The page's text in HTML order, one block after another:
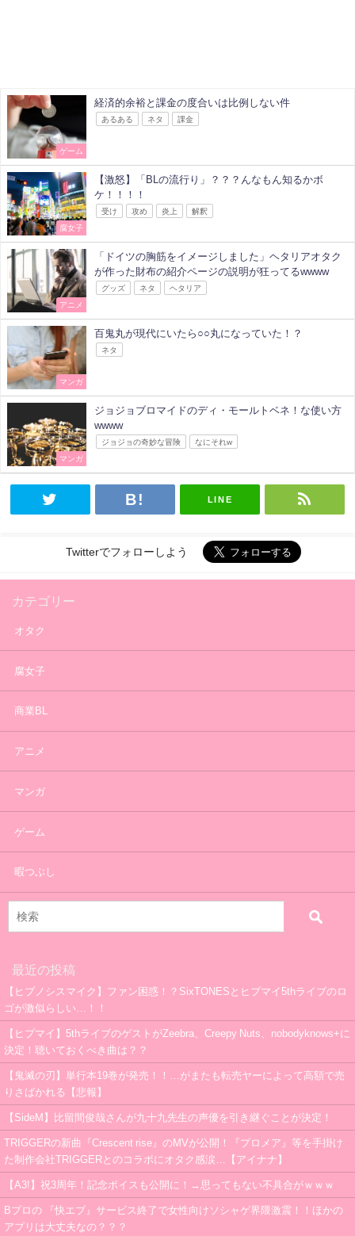
ゲーム
経済的余裕と課金の度合いは比例しない件
あるある ネタ 課金
腐女子
【激怒】「BLの流行り」？？？んなもん知るかボ
ケ！！！！
受け 攻め 炎上 解釈
アニメ
「ドイツの胸筋をイメージしました」ヘタリアオタク
が作った財布の紹介ページの説明が狂ってるwwww
グッズ ネタ ヘタリア
マンガ
百鬼丸が現代にいたら○○丸になっていた！？
ネタ
マンガ
ジョジョブロマイドのディ・モールトベネ！な使い方
wwww
ジョジョの奇妙な冒険 なにそれw
LINE
Twitterでフォローしよう
カテゴリー
オタク
腐女子
商業BL
アニメ
マンガ
ゲーム
暇つぶし
最近の投稿
【ヒプノシスマイク】ファン困惑！？SixTONESとヒプマイ5thライブのロ
ゴが激似らしい…！！
【ヒプマイ】5thライブのゲストがZeebra、Creepy Nuts、nobodyknows+に
決定！聴いておくべき曲は？？
【鬼滅の刃】単行本19巻が発売！！…がまたも転売ヤーによって高額で売
りさばかれる【悲報】
【SideM】比留間俊哉さんが九十九先生の声優を引き継ぐことが決定！
TRIGGERの新曲『Crescent rise』のMVが公開！『プロメア』等を手掛け
た制作会社TRIGGERとのコラボにオタク感涙…【アイナナ】
【A3!】祝3周年！記念ボイスも公開に！→思ってもない不具合がｗｗｗ
Bプロの 『快エブ』サービス終了で女性向けソシャゲ界隈激震！！ほかの
アプリは大丈夫なの？？？